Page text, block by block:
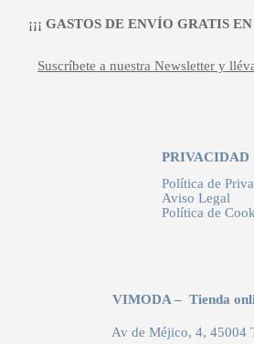
¡¡¡ GASTOS DE ENVÍO GRATIS
Suscríbete a nuestra Newsletter y
PRIVACIDAD
Política de
Aviso Legal
Política de
VIMODA – Tienda
Av de Méjico, 4, 45004